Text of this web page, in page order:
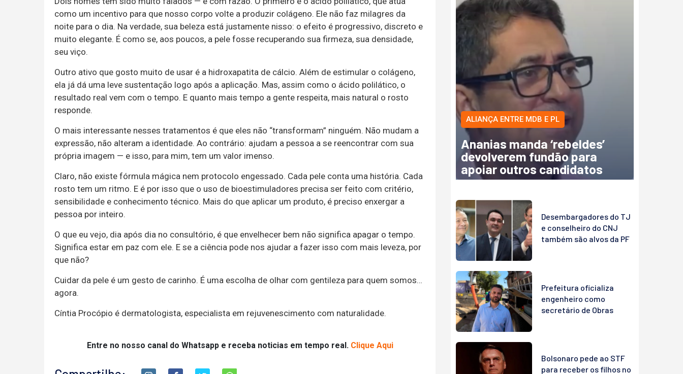
como um incentivo para que nosso corpo volte a produzir colágeno. Ele não faz milagres da
noite para o dia. Na verdade, sua beleza está justamente nisso: o efeito é progressivo, discreto e
muito elegante. É como se, aos poucos, a pele fosse recuperando sua firmeza, sua densidade,
seu viço.
Outro ativo que gosto muito de usar é a hidroxapatita de cálcio. Além de estimular o colágeno,
ela já dá uma leve sustentação logo após a aplicação. Mas, assim como o ácido polilático, o
resultado real vem com o tempo. E quanto mais tempo a gente respeita, mais natural o rosto
responde.
O mais interessante nesses tratamentos é que eles não “transformam” ninguém. Não mudam a
expressão, não alteram a identidade. Ao contrário: ajudam a pessoa a se reencontrar com sua
própria imagem — e isso, para mim, tem um valor imenso.
Claro, não existe fórmula mágica nem protocolo engessado. Cada pele conta uma história. Cada
rosto tem um ritmo. E é por isso que o uso de bioestimuladores precisa ser feito com critério,
sensibilidade e conhecimento técnico. Mais do que aplicar um produto, é preciso enxergar a
pessoa por inteiro.
O que eu vejo, dia após dia no consultório, é que envelhecer bem não significa apagar o tempo.
Significa estar em paz com ele. E se a ciência pode nos ajudar a fazer isso com mais leveza, por
que não?
Cuidar da pele é um gesto de carinho. É uma escolha de olhar com gentileza para quem somos…
agora.
Cíntia Procópio é dermatologista, especialista em rejuvenescimento com naturalidade.
Entre no nosso canal do Whatsapp e receba noticias em tempo real. Clique Aqui
ALIANÇA ENTRE MDB E PL
Ananias manda ‘rebeldes’
devolverem fundão para
apoiar outros candidatos
Desembargadores do TJ
e conselheiro do CNJ
também são alvos da PF
Prefeitura oficializa
engenheiro como
secretário de Obras
Bolsonaro pede ao STF
para receber os filhos no